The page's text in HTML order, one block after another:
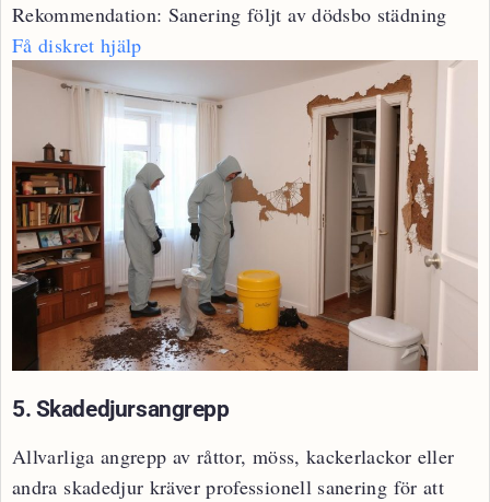
Rekommendation: Sanering följt av dödsbo städning
Få diskret hjälp
5. Skadedjursangrepp
Allvarliga angrepp av råttor, möss, kackerlackor eller
andra skadedjur kräver professionell sanering för att